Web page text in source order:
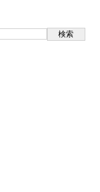
検索